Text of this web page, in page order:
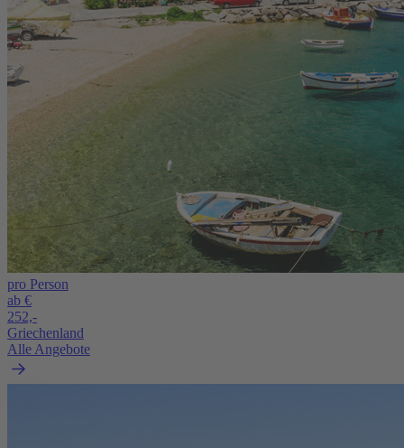
pro Person
ab €
252,-
Griechenland
Alle Angebote